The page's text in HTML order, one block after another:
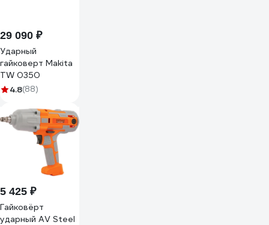
29 090 ₽
Ударный
гайковерт Makita
TW 0350
4.8(88)
5 425 ₽
Гайковёрт
ударный AV Steel